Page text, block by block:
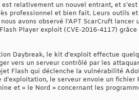
relativement un nouvel entrant, et
professionnel et bien fait. Leurs outils
avons observé l’APT ScarCruft
Player exploit (CVE-2016-4117)
Daybreak, le kit d’exploit effectue
vers un serveur contrôlé par les
Flash qui déclenche la vulnérabilité
le serveur envoie un
et « le Nord » concernant les